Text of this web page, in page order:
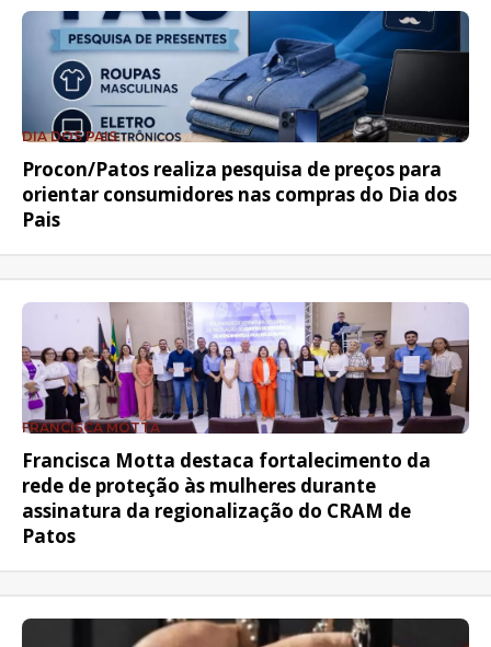
DIA DOS PAIS
Procon/Patos realiza pesquisa de preços para
orientar consumidores nas compras do Dia dos
Pais
FRANCISCA MOTTA
Francisca Motta destaca fortalecimento da
rede de proteção às mulheres durante
assinatura da regionalização do CRAM de
Patos